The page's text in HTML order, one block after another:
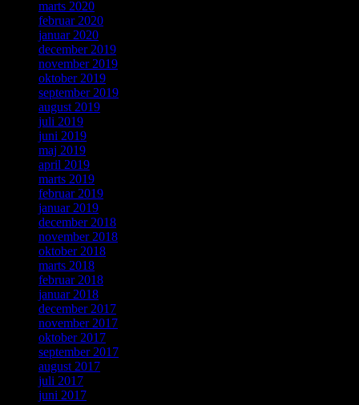
marts 2020
februar 2020
januar 2020
december 2019
november 2019
oktober 2019
september 2019
august 2019
juli 2019
juni 2019
maj 2019
april 2019
marts 2019
februar 2019
januar 2019
december 2018
november 2018
oktober 2018
marts 2018
februar 2018
januar 2018
december 2017
november 2017
oktober 2017
september 2017
august 2017
juli 2017
juni 2017